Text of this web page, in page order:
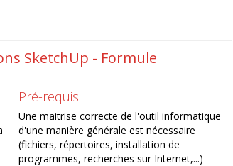
SketchUp - Formule
Pré-requis
Une maitrise correcte de l'outil informatique
d'une manière générale est nécessaire
(fichiers, répertoires, installation de
programmes, recherches sur Internet,...)